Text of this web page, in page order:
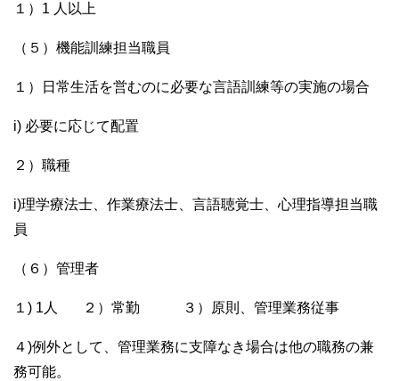
１）1 人以上
（５）機能訓練担当職員
１）日常生活を営むのに必要な言語訓練等の実施の場合
i) 必要に応じて配置
２）職種
i)理学療法士、作業療法士、言語聴覚士、心理指導担当職
員
（６）管理者
１) 1人 ２）常勤 ３）原則、管理業務従事
４)例外として、管理業務に支障なき場合は他の職務の兼
務可能。